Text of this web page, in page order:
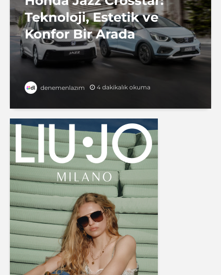
Teknoloji, Estetik ve
Konfor Bir Arada
denemenlazım 4 dakikalık okuma